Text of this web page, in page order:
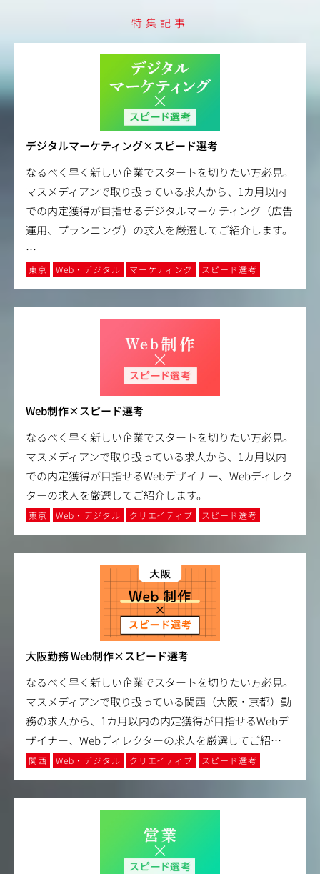
特集記事
デジタルマーケティング×スピード選考
なるべく早く新しい企業でスタートを切りたい方必見。
マスメディアンで取り扱っている求人から、1カ月以内
での内定獲得が目指せるデジタルマーケティング（広告
運用、プランニング）の求人を厳選してご紹介します。
…
東京 Web・デジタル マーケティング スピード選考
Web制作×スピード選考
なるべく早く新しい企業でスタートを切りたい方必見。
マスメディアンで取り扱っている求人から、1カ月以内
での内定獲得が目指せるWebデザイナー、Webディレク
ターの求人を厳選してご紹介します。
東京 Web・デジタル クリエイティブ スピード選考
大阪勤務 Web制作×スピード選考
なるべく早く新しい企業でスタートを切りたい方必見。
マスメディアンで取り扱っている関西（大阪・京都）勤
務の求人から、1カ月以内の内定獲得が目指せるWebデ
ザイナー、Webディレクターの求人を厳選してご紹…
関西 Web・デジタル クリエイティブ スピード選考